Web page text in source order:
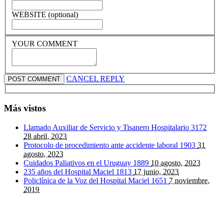
WEBSITE (optional)
YOUR COMMENT
CANCEL REPLY
Más vistos
Llamado Auxiliar de Servicio y Tisanero Hospitalario 3172
28 abril, 2023
Protocolo de procedimiento ante accidente laboral 1903 31
agosto, 2023
Cuidados Paliativos en el Uruguay 1889 10 agosto, 2023
235 años del Hospital Maciel 1813 17 junio, 2023
Policlínica de la Voz del Hospital Maciel 1651 7 noviembre,
2019